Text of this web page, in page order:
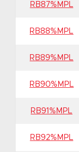
RB87%MPL
RB88%MPL
RB89%MPL
RB90%MPL
RB91%MPL
RB92%MPL